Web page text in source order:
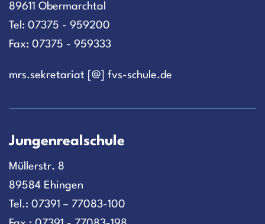
89611 Obermarchtal
Tel: 07375 - 959200
Fax: 07375 - 959333
mrs.sekretariat [@] fvs-schule.de
Jungenrealschule
Müllerstr. 8
89584 Ehingen
Tel.: 07391 – 77083-100